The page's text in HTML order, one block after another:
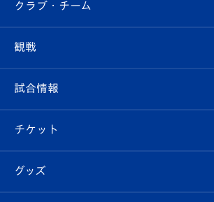
すべて
クラブ
試合情報
チケット
クラブ・チーム
クラブ概要
エンブレム紹介
観戦
観戦ルール
はじめての観戦ガイド
Revive Team
試合情報
試合日程/結果
フォトギャラリー
チケット
チケット
グッズ